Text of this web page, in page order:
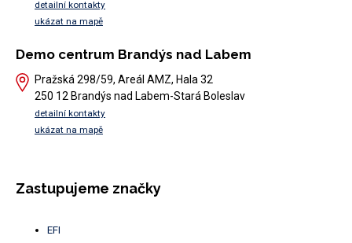
detailní kontakty
ukázat na mapě
Demo centrum Brandýs nad Labem
Pražská 298/59, Areál AMZ, Hala 32
250 12 Brandýs nad Labem-Stará Boleslav
detailní kontakty
ukázat na mapě
Zastupujeme značky
EFI